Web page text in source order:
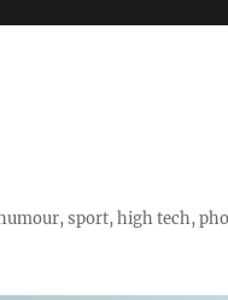
sport, high tech,